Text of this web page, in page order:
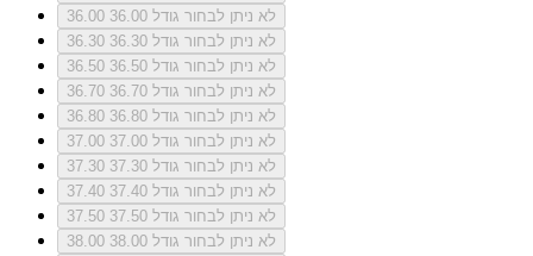
36.00
לא ניתן לבחור גודל 36.00
36.30
לא ניתן לבחור גודל 36.30
36.50
לא ניתן לבחור גודל 36.50
36.70
לא ניתן לבחור גודל 36.70
36.80
לא ניתן לבחור גודל 36.80
37.00
לא ניתן לבחור גודל 37.00
37.30
לא ניתן לבחור גודל 37.30
37.40
לא ניתן לבחור גודל 37.40
37.50
לא ניתן לבחור גודל 37.50
38.00
לא ניתן לבחור גודל 38.00